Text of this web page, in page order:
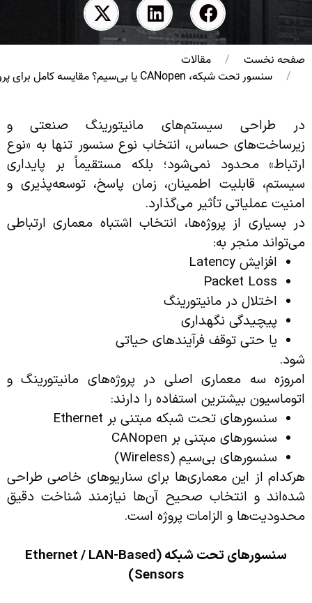
صفحه نخست
مقالات
سنسور تحت شبکه، CANopen یا بی‌سیم؟ مقایسه کامل برای پروژه‌های صنعتی
در طراحی سیستم‌های مانیتورینگ صنعتی و
زیرساخت‌های حساس، انتخاب نوع سنسور تنها به «نوع
ارتباط» محدود نمی‌شود؛ بلکه مستقیماً بر پایداری
سیستم، قابلیت اطمینان، زمان پاسخ، توسعه‌پذیری و
امنیت عملیاتی تأثیر می‌گذارد.
در بسیاری از پروژه‌ها، انتخاب اشتباه معماری ارتباطی
می‌تواند منجر به:
افزایش Latency
Packet Loss
اختلال در مانیتورینگ
پیچیدگی نگهداری
یا حتی توقف فرآیندهای حیاتی
شود.
امروزه سه معماری اصلی در پروژه‌های مانیتورینگ و
اتوماسیون بیشترین استفاده را دارند:
سنسورهای تحت شبکه مبتنی بر Ethernet
سنسورهای مبتنی بر CANopen
سنسورهای بی‌سیم (Wireless)
هرکدام از این معماری‌ها برای سناریوهای خاصی طراحی
شده‌اند و انتخاب صحیح آن‌ها نیازمند شناخت دقیق
محدودیت‌ها و الزامات پروژه است.
سنسورهای تحت شبکه (Ethernet / LAN-Based
Sensors)